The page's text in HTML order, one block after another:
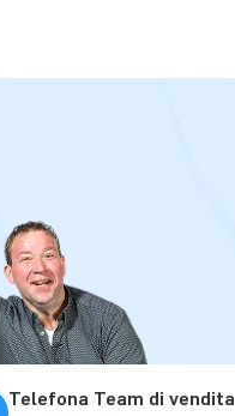
Telefona Team di vendita